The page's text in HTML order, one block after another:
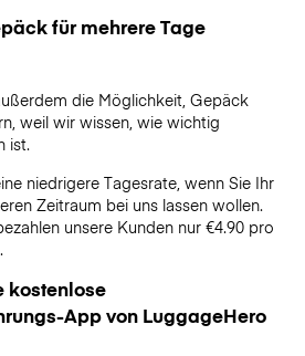
für mehrere Tage
die Möglichkeit, Gepäck
weil wir wissen, wie wichtig
ist.
niedrigere Tagesrate, wenn Sie Ihr
Zeitraum bei uns lassen wollen.
unsere Kunden nur €4.90 pro
kostenlose
App von LuggageHero